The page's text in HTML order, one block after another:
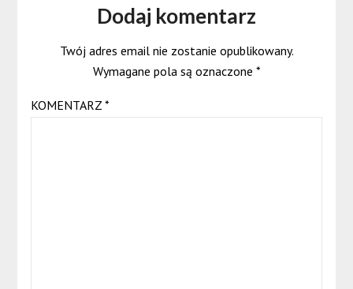
Dodaj komentarz
Twój adres email nie zostanie opublikowany.
Wymagane pola są oznaczone *
KOMENTARZ *